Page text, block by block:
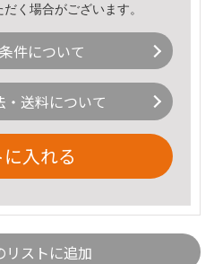
く場合がございます。
件について
・送料について
入れる
リストに追加